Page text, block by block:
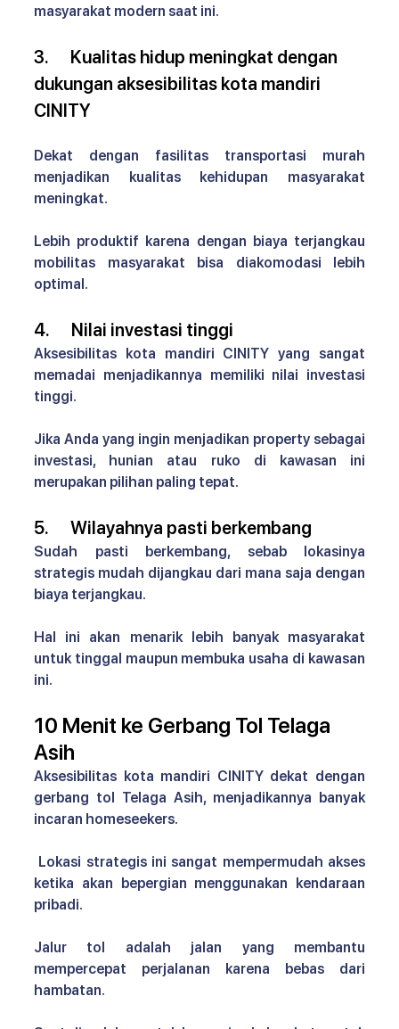
masyarakat modern saat ini.
3.      Kualitas hidup meningkat dengan
dukungan aksesibilitas kota mandiri
CINITY
Dekat dengan fasilitas transportasi murah
menjadikan kualitas kehidupan masyarakat
meningkat.
Lebih produktif karena dengan biaya terjangkau
mobilitas masyarakat bisa diakomodasi lebih
optimal.
4.      Nilai investasi tinggi
Aksesibilitas kota mandiri CINITY yang sangat
memadai menjadikannya memiliki nilai investasi
tinggi.
Jika Anda yang ingin menjadikan property sebagai
investasi, hunian atau ruko di kawasan ini
merupakan pilihan paling tepat.
5.      Wilayahnya pasti berkembang
Sudah pasti berkembang, sebab lokasinya
strategis mudah dijangkau dari mana saja dengan
biaya terjangkau.
Hal ini akan menarik lebih banyak masyarakat
untuk tinggal maupun membuka usaha di kawasan
ini.
10 Menit ke Gerbang Tol Telaga
Asih
Aksesibilitas kota mandiri CINITY dekat dengan
gerbang tol Telaga Asih, menjadikannya banyak
incaran homeseekers.
ketika akan bepergian menggunakan kendaraan
pribadi.
Jalur tol adalah jalan yang membantu
mempercepat perjalanan karena bebas dari
hambatan.